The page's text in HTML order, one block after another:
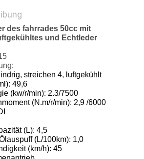
des fahrrades 50cc mit
und Echtleder
streichen 4, luftgekühlt
49,6
(kw/r/min): 2.3/7500
(N.m/r/min): 2,9 /6000
(L): 4,5
(L/100km): 1,0
(km/h): 45